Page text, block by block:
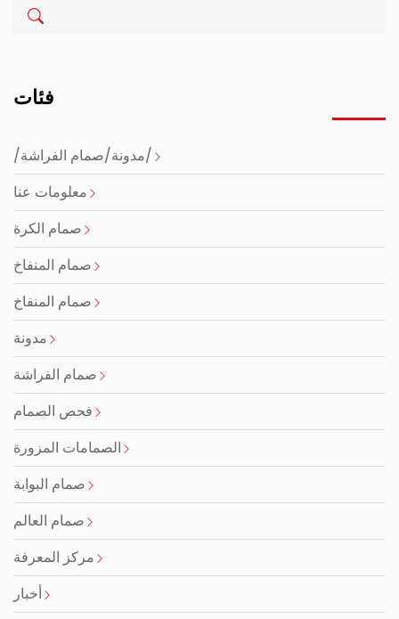
فئات
/مدونة/صمام الفراشة/
معلومات عنا
صمام الكرة
صمام المنفاخ
صمام المنفاخ
مدونة
صمام الفراشة
فحص الصمام
الصمامات المزورة
صمام البوابة
صمام العالم
مركز المعرفة
أخبار